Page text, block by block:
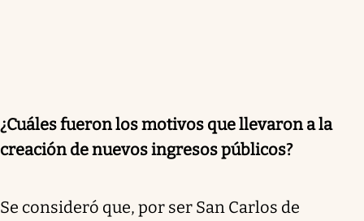
¿Cuáles fueron los motivos que llevaron a la
creación de nuevos ingresos públicos?
Se consideró que, por ser San Carlos de